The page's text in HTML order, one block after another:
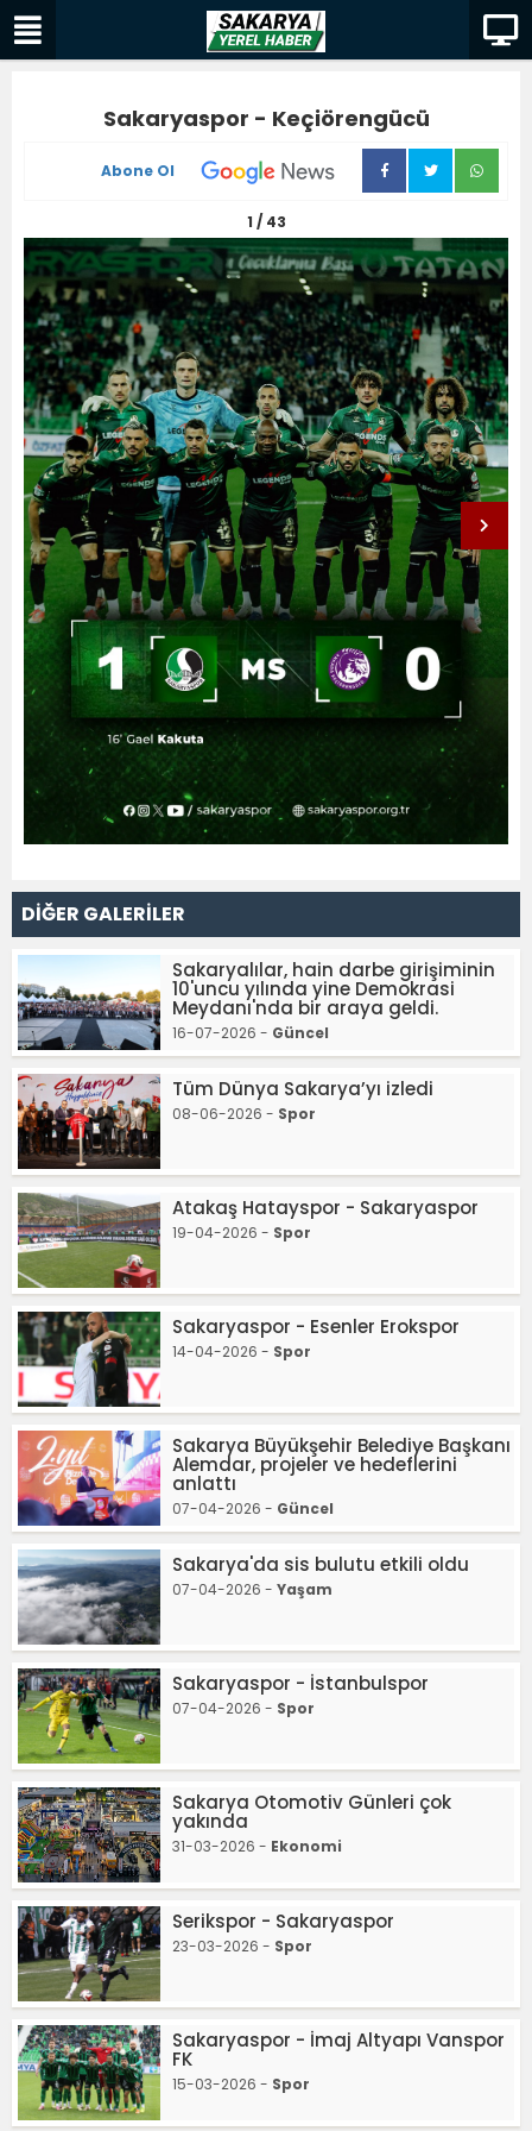
Sakaryaspor - Keçiörengücü
Abone Ol
1 / 43
DİĞER GALERİLER
Sakaryalılar, hain darbe girişiminin
10'uncu yılında yine Demokrasi
Meydanı'nda bir araya geldi.
16-07-2026 - Güncel
Tüm Dünya Sakarya’yı izledi
08-06-2026 - Spor
Atakaş Hatayspor - Sakaryaspor
19-04-2026 - Spor
Sakaryaspor - Esenler Erokspor
14-04-2026 - Spor
Sakarya Büyükşehir Belediye Başkanı
Alemdar, projeler ve hedeflerini
anlattı
07-04-2026 - Güncel
Sakarya'da sis bulutu etkili oldu
07-04-2026 - Yaşam
Sakaryaspor - İstanbulspor
07-04-2026 - Spor
Sakarya Otomotiv Günleri çok
yakında
31-03-2026 - Ekonomi
Serikspor - Sakaryaspor
23-03-2026 - Spor
Sakaryaspor - İmaj Altyapı Vanspor
FK
15-03-2026 - Spor